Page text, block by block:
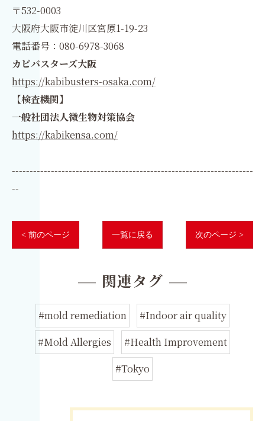
〒532-0003
大阪府大阪市淀川区宮原1-19-23
電話番号：080-6978-3068
カビバスターズ大阪
https://kabibusters-osaka.com/
【検査機関】
一般社団法人微生物対策協会
https://kabikensa.com/
--------------------------------------------------------------------
--
< 前のページ 一覧に戻る 次のページ >
関連タグ
#mold remediation
#Indoor air quality
#Mold Allergies
#Health Improvement
#Tokyo